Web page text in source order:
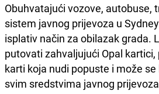
Obuhvatajući vozove, autobuse,
sistem javnog prijevoza u
isplativ način za obilazak grada.
putovati zahvaljujući Opal
karti koja nudi popuste i može
svim sredstvima javnog